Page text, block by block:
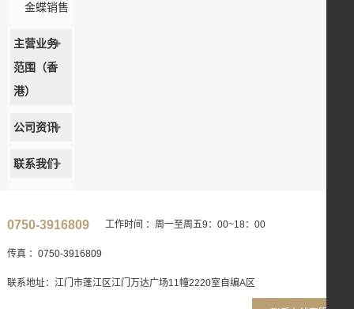
金蝶销售
主营业务
范围（香
港）
公司资讯
联系我们
0750-3916809 工作时间 ：周一至周五9：00~18：00
传真 ：0750-3916809
联系地址：江门市蓬江区江门万达广场11幢2220室自编A区